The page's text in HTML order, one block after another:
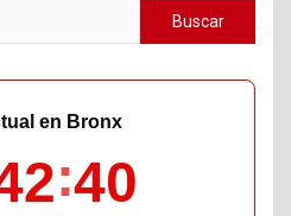
en Bronx
42